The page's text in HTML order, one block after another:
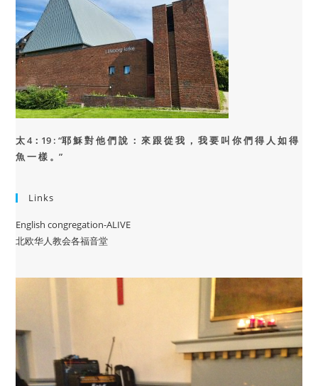
太 4：19 : “耶 穌 對 他 們 說 ： 來 跟 從 我 ， 我 要 叫 你 們 得 人 如 得
魚 一 樣 。”
Links
English congregation-ALIVE
北欧华人教会各福音堂